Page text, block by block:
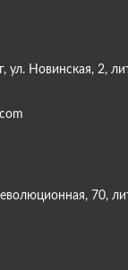
ул. Новинская, 2,
70,